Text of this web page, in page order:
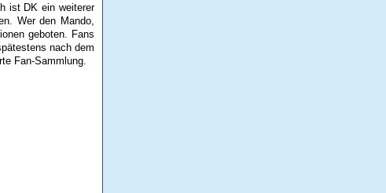
ist DK ein weiterer
Wer den Mando,
geboten. Fans
nach dem
Fan-Sammlung.